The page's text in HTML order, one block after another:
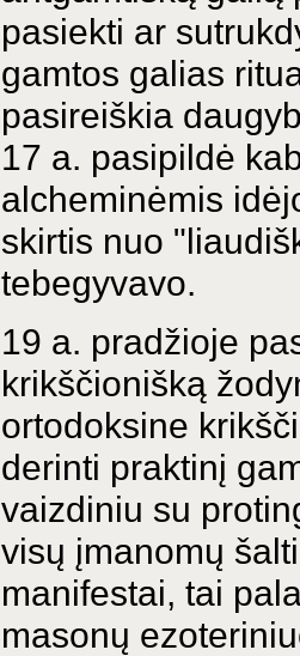
pasiekti ar
gamtos galias
pasireiškia
17 a. pasipildė
alcheminėmis
skirtis nuo
tebegyvavo.
19 a. pradžioje
krikščionišką
ortodoksine
derinti praktinį
vaizdiniu su
visų įmanomų
manifestai, tai
masonų